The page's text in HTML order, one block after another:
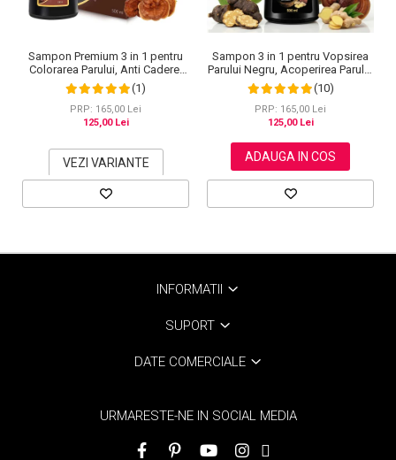
Sampon Premium 3 in 1 pentru
Colorarea Parului, Anti Cadere,
Regenerare cu Ghimbir si
Ginseng, 500 ml, #3 Saten inchis
(Dark Brown)
(1)
PRP: 165,00 Lei
125,00 Lei
VEZI VARIANTE
Sampon 3 in 1 pentru Vopsirea
Parului Negru, Acoperirea Parului
Alb, Regenerare cu Ghimbir, 500
ml
(10)
PRP: 165,00 Lei
125,00 Lei
ADAUGA IN COS
INFORMATII
SUPORT
DATE COMERCIALE
URMARESTE-NE IN SOCIAL MEDIA